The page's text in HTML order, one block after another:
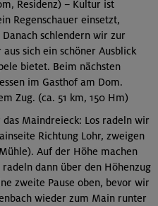
Residenz) – Kultur ist
Regenschauer einsetzt,
schlendern wir zur
sich ein schöner Ausblick
bietet. Beim nächsten
im Gasthof am Dom.
Zug. (ca. 51 km, 150 Hm)
Maindreieck: Los radeln wir
Richtung Lohr, zweigen
Auf der Höhe machen
dann über den Höhenzug
zweite Pause oben, bevor wir
wieder zum Main runter